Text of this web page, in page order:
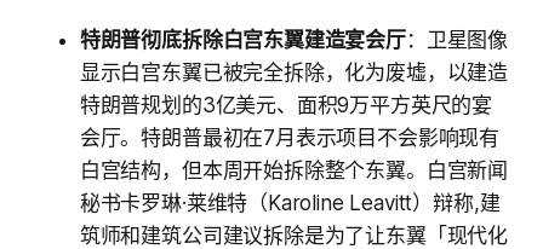
特朗普彻底拆除白宫东翼建造宴会厅：卫星图像
显示白宫东翼已被完全拆除，化为废墟，以建造
特朗普规划的3亿美元、面积9万平方英尺的宴
会厅。特朗普最初在7月表示项目不会影响现有
白宫结构，但本周开始拆除整个东翼。白宫新闻
秘书卡罗琳·莱维特（Karoline Leavitt）辩称,建
筑师和建筑公司建议拆除是为了让东翼「现代化